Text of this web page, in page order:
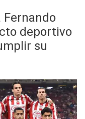
Fernando
deportivo
su